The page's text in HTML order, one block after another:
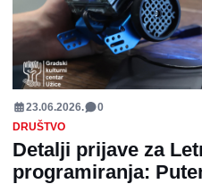
23.06.2026.
0
DRUŠTVO
Detalji prijave za
programiranja: